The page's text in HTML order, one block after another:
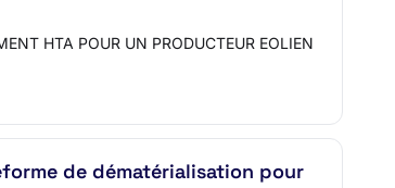
HTA POUR UN PRODUCTEUR EOLIEN
de dématérialisation pour